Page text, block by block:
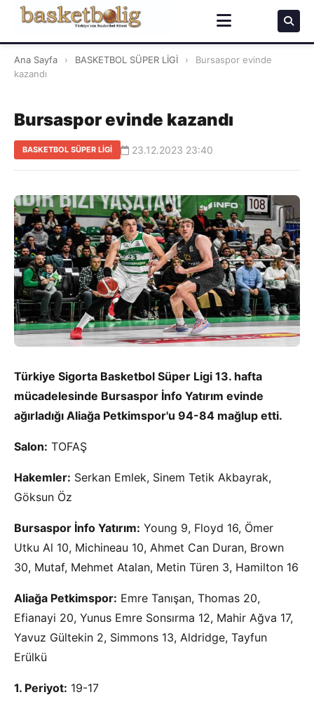
Ana Sayfa › BASKETBOL SÜPER LİGİ ›
Bursaspor evinde
kazandı
Bursaspor evinde kazandı
BASKETBOL SÜPER LİGİ 23.12.2023 23:40
Türkiye Sigorta Basketbol Süper Ligi 13. hafta
mücadelesinde Bursaspor İnfo Yatırım evinde
ağırladığı Aliağa Petkimspor'u 94-84 mağlup etti.
Salon: TOFAŞ
Hakemler: Serkan Emlek, Sinem Tetik Akbayrak,
Göksun Öz
Bursaspor İnfo Yatırım: Young 9, Floyd 16, Ömer
Utku Al 10, Michineau 10, Ahmet Can Duran, Brown
30, Mutaf, Mehmet Atalan, Metin Türen 3, Hamilton 16
Aliağa Petkimspor: Emre Tanışan, Thomas 20,
Efianayi 20, Yunus Emre Sonsırma 12, Mahir Ağva 17,
Yavuz Gültekin 2, Simmons 13, Aldridge, Tayfun
Erülkü
1. Periyot: 19-17